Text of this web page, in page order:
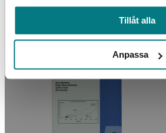
Tillåt alla
Anpassa
Analys av avloppssystem med